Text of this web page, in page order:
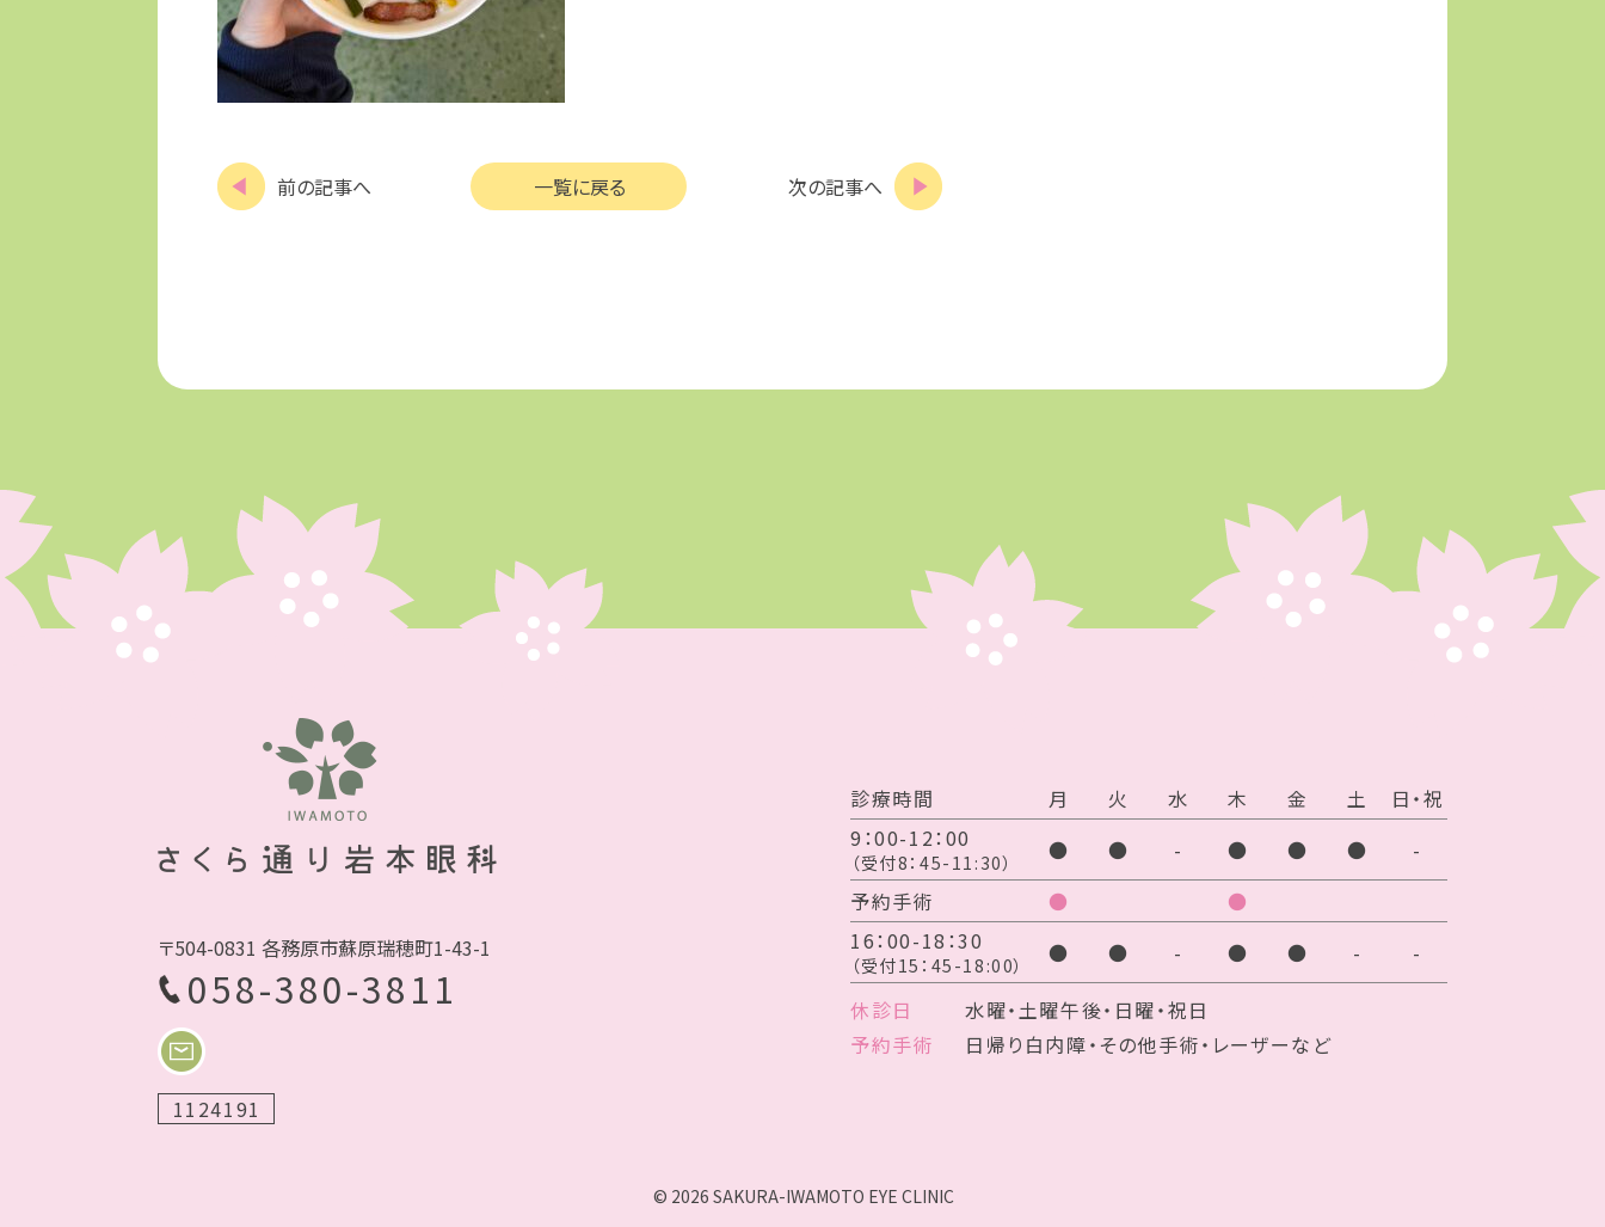
前の記事へ 一覧に戻る 次の記事へ
〒504-0831 各務原市蘇原瑞穂町1-43-1
058-380-3811
1124191
診療時間 月 火 水 木 金 土
日・祝
9：00-12：00
（受付8：45-11:30） ● ● - ● ● ●
-
予約手術
●
●
16：00-18：30
（受付15：45-18:00） ● ● - ● ● -
-
休診日
水曜・土曜午後・日曜・祝日
予約手術
日帰り白内障・その他手術・レーザーなど
© 2026 SAKURA-IWAMOTO EYE CLINIC